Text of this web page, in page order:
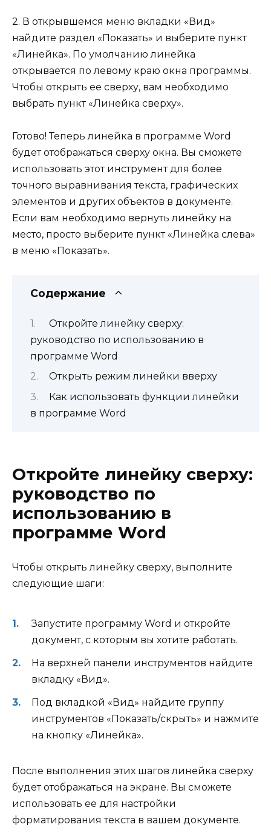
2. В открывшемся меню вкладки «Вид»
найдите раздел «Показать» и выберите пункт
«Линейка». По умолчанию линейка
открывается по левому краю окна программы.
Чтобы открыть ее сверху, вам необходимо
выбрать пункт «Линейка сверху».
Готово! Теперь линейка в программе Word
будет отображаться сверху окна. Вы сможете
использовать этот инструмент для более
точного выравнивания текста, графических
элементов и других объектов в документе.
Если вам необходимо вернуть линейку на
место, просто выберите пункт «Линейка слева»
в меню «Показать».
Содержание
Откройте линейку сверху:
руководство по использованию в
программе Word
Открыть режим линейки вверху
Как использовать функции линейки
в программе Word
Откройте линейку сверху:
руководство по
использованию в
программе Word
Чтобы открыть линейку сверху, выполните
следующие шаги:
Запустите программу Word и откройте
документ, с которым вы хотите работать.
На верхней панели инструментов найдите
вкладку «Вид».
Под вкладкой «Вид» найдите группу
инструментов «Показать/скрыть» и нажмите
на кнопку «Линейка».
После выполнения этих шагов линейка сверху
будет отображаться на экране. Вы сможете
использовать ее для настройки
форматирования текста в вашем документе.